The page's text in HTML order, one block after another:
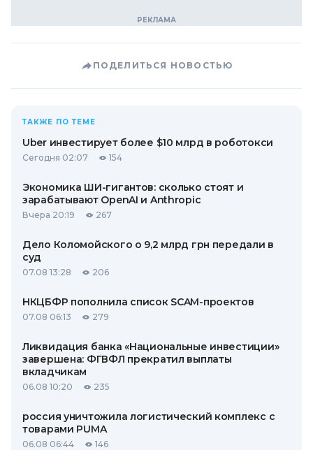
ПОДЕЛИТЬСЯ НОВОСТЬЮ
ТАКЖЕ ПО ТЕМЕ
Uber инвестирует более $10 млрд в роботокси
Сегодня 02:07 154
Экономика ШИ-гигантов: сколько стоят и
зарабатывают OpenAI и Anthropic
Вчера 20:19 267
Дело Коломойского о 9,2 млрд грн передали в
суд
07.08 13:28 206
НКЦБФР пополнила список SCAM-проектов
07.08 06:13 279
Ликвидация банка «Национальные инвестиции»
завершена: ФГВФЛ прекратил выплаты
вкладчикам
06.08 10:20 235
россия уничтожила логистический комплекс с
товарами PUMA
06.08 06:44 146